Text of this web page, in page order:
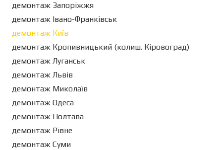
демонтаж Запоріжжя
демонтаж Івано-Франківськ
демонтаж Київ
демонтаж Кропивницький (колиш. Кіровоград)
демонтаж Луганськ
демонтаж Львів
демонтаж Миколаїв
демонтаж Одеса
демонтаж Полтава
демонтаж Рівне
демонтаж Суми